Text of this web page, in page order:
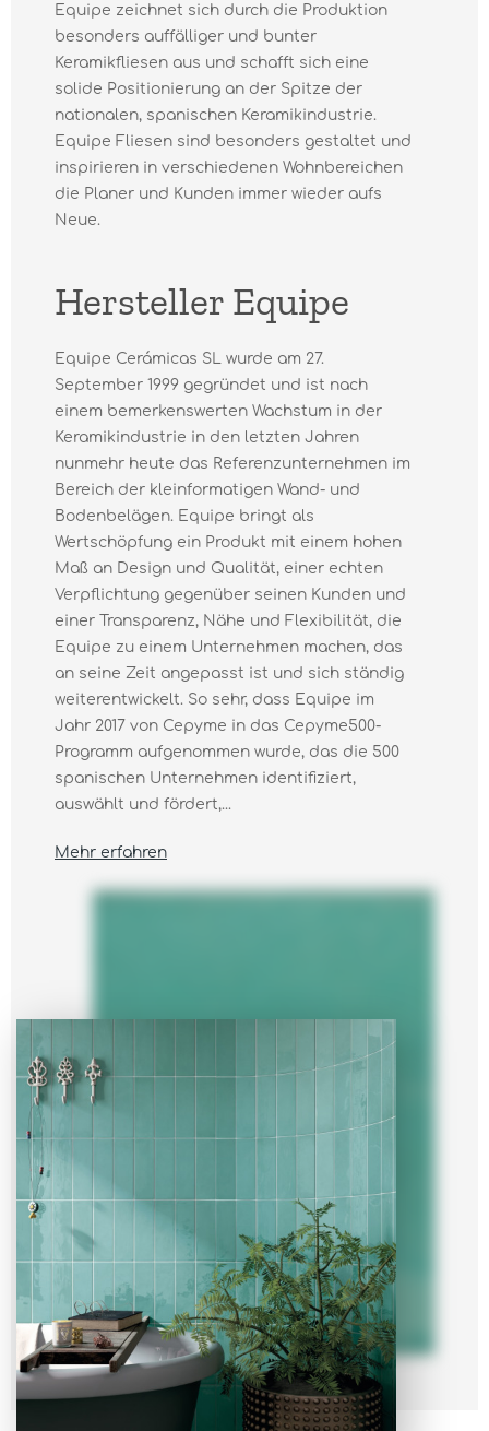
Equipe zeichnet sich durch die Produktion
besonders auffälliger und bunter
Keramikfliesen aus und schafft sich eine
solide Positionierung an der Spitze der
nationalen, spanischen Keramikindustrie.
Equipe Fliesen sind besonders gestaltet und
inspirieren in verschiedenen Wohnbereichen
die Planer und Kunden immer wieder aufs
Neue.
Hersteller Equipe
Equipe Cerámicas SL wurde am 27.
September 1999 gegründet und ist nach
einem bemerkenswerten Wachstum in der
Keramikindustrie in den letzten Jahren
nunmehr heute das Referenzunternehmen im
Bereich der kleinformatigen Wand- und
Bodenbelägen. Equipe bringt als
Wertschöpfung ein Produkt mit einem hohen
Maß an Design und Qualität, einer echten
Verpflichtung gegenüber seinen Kunden und
einer Transparenz, Nähe und Flexibilität, die
Equipe zu einem Unternehmen machen, das
an seine Zeit angepasst ist und sich ständig
weiterentwickelt. So sehr, dass Equipe im
Jahr 2017 von Cepyme in das Cepyme500-
Programm aufgenommen wurde, das die 500
spanischen Unternehmen identifiziert,
auswählt und fördert,...
Mehr erfahren